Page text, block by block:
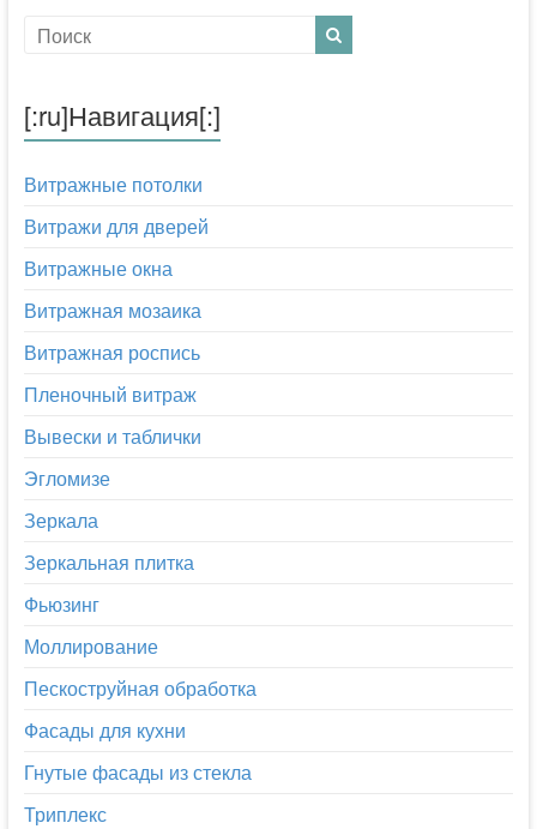
[:ru]Навигация[:]
Витражные потолки
Витражи для дверей
Витражные окна
Витражная мозаика
Витражная роспись
Пленочный витраж
Вывески и таблички
Эгломизе
Зеркала
Зеркальная плитка
Фьюзинг
Моллирование
Пескоструйная обработка
Фасады для кухни
Гнутые фасады из стекла
Триплекс